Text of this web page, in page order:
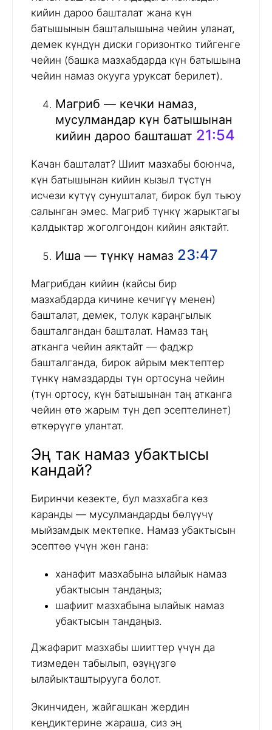
кийин дароо башталат жана күн
батышынын башталышына чейин уланат,
демек күндүн диски горизонтко тийгенге
чейин (башка мазхабдарда күн батышына
чейин намаз окууга уруксат берилет).
Магриб — кечки намаз,
мусулмандар күн батышынан
кийин дароо башташат 21:54
Качан башталат? Шиит мазхабы боюнча,
күн батышынан кийин кызыл түстүн
исчези күтүү сунушталат, бирок бул тыюу
салынган эмес. Магриб түнкү жарыктагы
калдыктар жоголгондон кийин аяктайт.
Иша — түнкү намаз 23:47
Магрибдан кийин (кайсы бир
мазхабдарда кичине кечигүү менен)
башталат, демек, толук караңгылык
башталгандан башталат. Намаз таң
атканга чейин аяктайт — фаджр
башталганда, бирок айрым мектептер
түнкү намаздарды түн ортосуна чейин
(түн ортосу, күн батышынан таң атканга
чейин өтө жарым түн деп эсептелинет)
өткөрүүгө улантат.
Эң так намаз убактысы
кандай?
Биринчи кезекте, бул мазхабга көз
каранды — мусулмандарды бөлүүчү
мыйзамдык мектепке. Намаз убактысын
эсептөө үчүн жөн гана:
ханафит мазхабына ылайык намаз
убактысын тандаңыз;
шафиит мазхабына ылайык намаз
убактысын тандаңыз.
Джафарит мазхабы шииттер үчүн да
тизмеден табылып, өзүңүзгө
ылайыкташтырууга болот.
Экинчиден, жайгашкан жердин
кеңдиктерине жараша, сиз эң